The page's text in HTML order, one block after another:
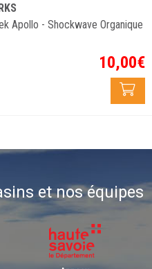
Apollo - Shockwave Organique
10,00€
et nos équipes